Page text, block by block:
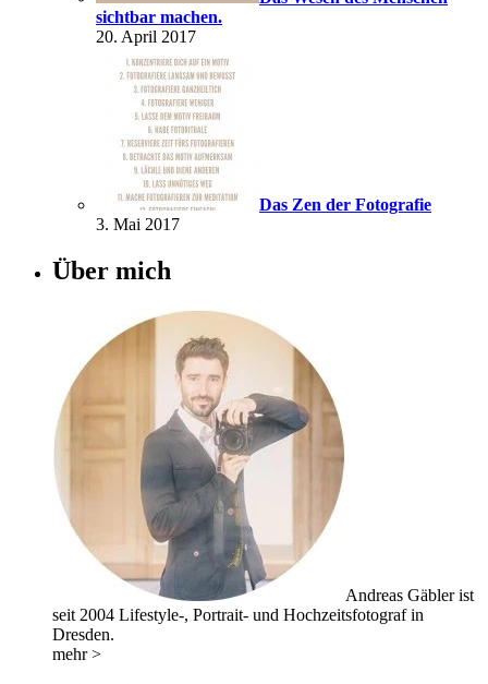
sichtbar machen.
20. April 2017
Das Zen der Fotografie
3. Mai 2017
Über mich
Andreas Gäbler ist
seit 2004 Lifestyle-, Portrait- und Hochzeitsfotograf in
Dresden.
mehr >